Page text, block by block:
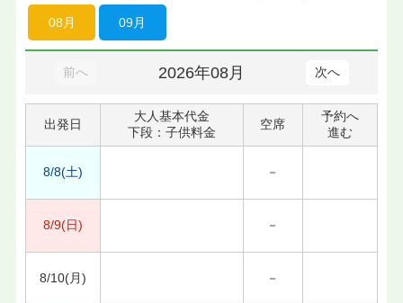
08月 09月
前へ 2026年08月 次へ
出発日
大人基本代金
下段：子供料金
空席
予約へ
進む
8/8(土) －
8/9(日) －
8/10(月) －